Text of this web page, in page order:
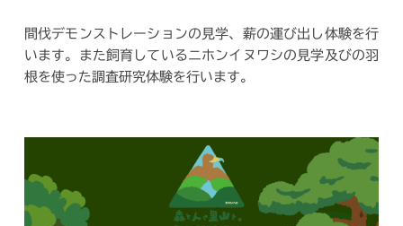
間伐デモンストレーションの見学、薪の運び出し体験を行
います。また飼育しているニホンイヌワシの見学及びの羽
根を使った調査研究体験を行います。